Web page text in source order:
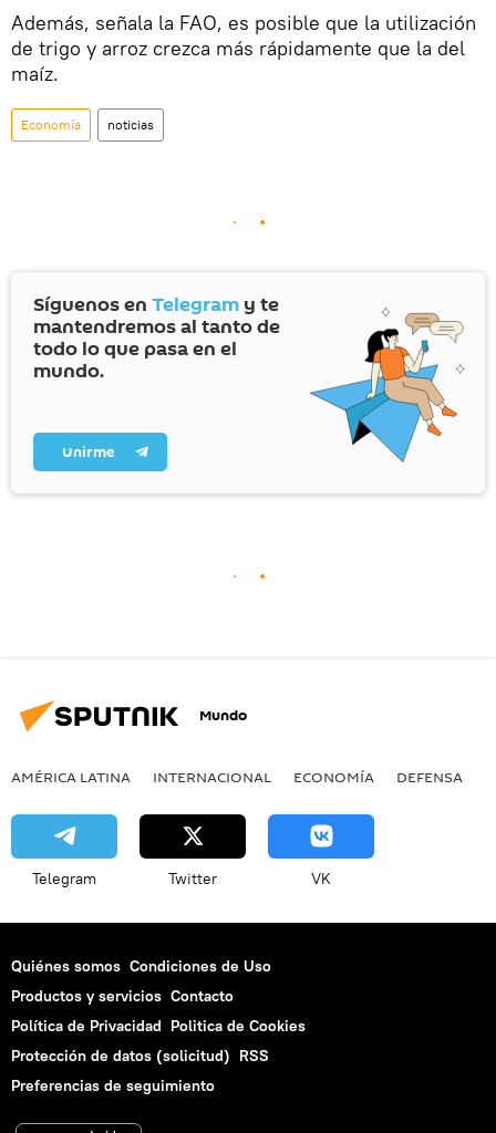
Además, señala la FAO, es posible que la utilización
de trigo y arroz crezca más rápidamente que la del
maíz.
Economía noticias
Síguenos en Telegram y te
mantendremos al tanto de
todo lo que pasa en el
mundo.
Unirme
Mundo
AMÉRICA LATINA INTERNACIONAL ECONOMÍA DEFENSA
Telegram Twitter VK
Quiénes somos Condiciones de Uso
Productos y servicios Contacto
Política de Privacidad Politica de Cookies
Protección de datos (solicitud) RSS
Preferencias de seguimiento